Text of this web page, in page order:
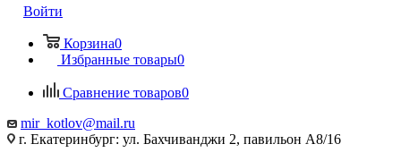
Войти
Корзина0
Избранные товары0
Сравнение товаров0
mir_kotlov@mail.ru
г. Екатеринбург: ул. Бахчиванджи 2, павильон А8/16